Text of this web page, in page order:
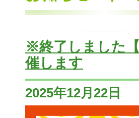
※終了しました
催します
2025年12月22日